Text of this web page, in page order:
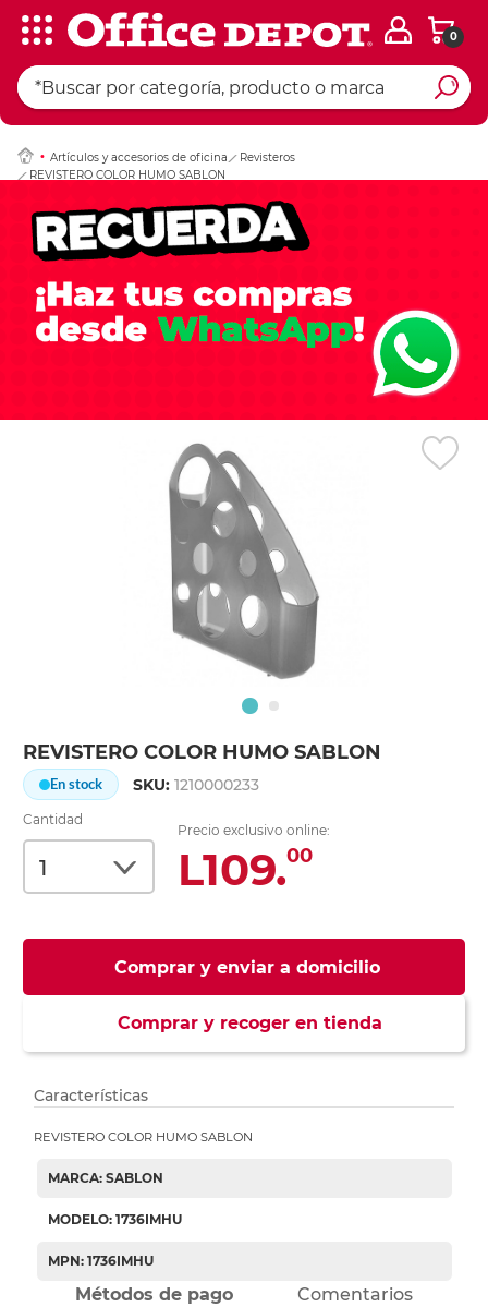
0
Artículos y accesorios de oficina
Revisteros
REVISTERO COLOR HUMO SABLON
REVISTERO COLOR HUMO SABLON
En stock SKU:1210000233
Cantidad
Precio exclusivo online:
L109.00
Comprar y enviar a domicilio
Comprar y recoger en tienda
Ingresar Codigo
Características
REVISTERO COLOR HUMO SABLON
MARCA: SABLON
MODELO: 1736IMHU
MPN: 1736IMHU
Métodos de pago Comentarios